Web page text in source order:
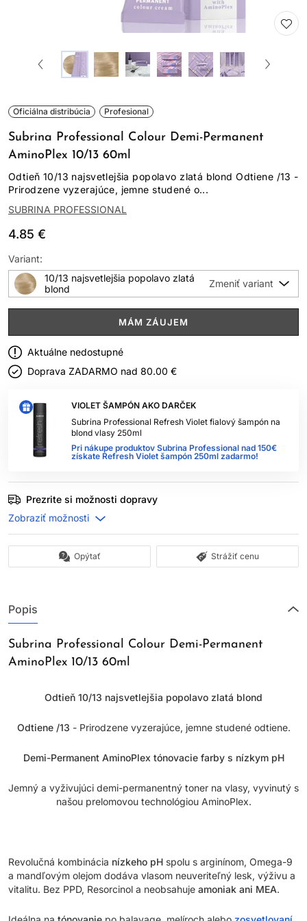
Oficiálna distribúcia Profesional
Subrina Professional Colour Demi-Permanent
AminoPlex 10/13 60ml
Odtieň 10/13 najsvetlejšia popolavo zlatá blond Odtiene /13 -
Prirodzene vyzerajúce, jemne studené o...
SUBRINA PROFESSIONAL
4.85 €
VIOLET ŠAMPÓN AKO DARČEK
Subrina Professional Refresh Violet fialový šampón na
blond vlasy 250ml
Pri nákupe produktov Subrina Professional nad 150€
získate Refresh Violet šampón 250ml zadarmo!
Variant:
10/13 najsvetlejšia popolavo zlatá
blond
MÁM ZÁUJEM
Aktuálne nedostupné
Doprava ZADARMO nad 80.00 €
Prezrite si možnosti dopravy
Opýtať Strážiť cenu
Popis
Subrina Professional Colour Demi-Permanent
AminoPlex 10/13 60ml
Odtieň 10/13 najsvetlejšia popolavo zlatá blond
Odtiene /13 - Prirodzene vyzerajúce, jemne studené odtiene.
Demi-Permanent AminoPlex tónovacie farby s nízkym pH
Jemný a vyživujúci demi-permanentný toner na vlasy, vyvinutý s
našou prelomovou technológiou AminoPlex.
Revolučná kombinácia nízkeho pH spolu s arginínom, Omega-9
a mandľovým olejom dodáva vlasom neuveriteľný lesk, výživu a
vitalitu. Bez PPD, Resorcinol a neobsahuje amoniak ani MEA.